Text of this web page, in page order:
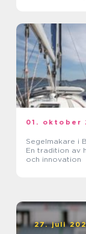
01. oktober
Segelmakare i
En tradition av
och innovation
27. juli